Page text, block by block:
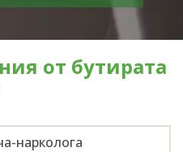
от бутирата
нарколога